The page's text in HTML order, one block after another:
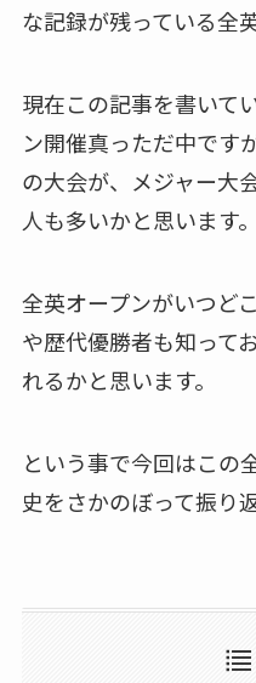
な記録が残っている全
現在この記事を書いて
ン開催真っただ中です
の大会が、メジャー大
人も多いかと思います。
全英オープンがいつど
や歴代優勝者も知って
れるかと思います。
という事で今回はこの
史をさかのぼって振り